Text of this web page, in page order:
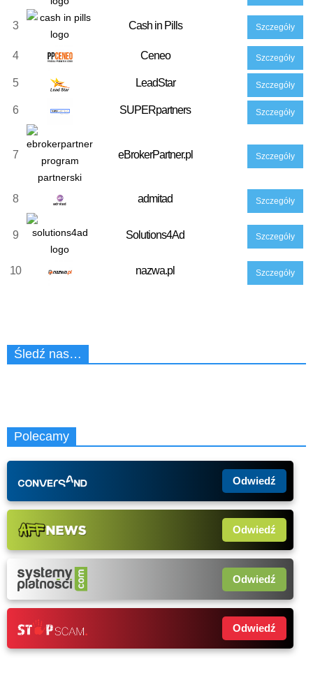
3 Cash in Pills Szczegóły
4 Ceneo Szczegóły
5 LeadStar Szczegóły
6 SUPERpartners Szczegóły
7 eBrokerPartner.pl Szczegóły
8 admitad Szczegóły
9 Solutions4Ad Szczegóły
10 nazwa.pl Szczegóły
Śledź nas…
Polecamy
Odwiedź
Odwiedź
Odwiedź
Odwiedź